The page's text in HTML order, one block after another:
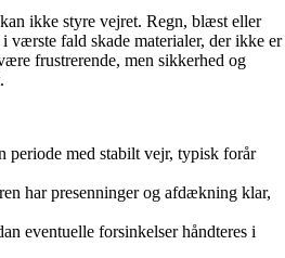
ikke styre vejret. Regn, blæst eller
værste fald skade materialer, der ikke er
frustrerende, men sikkerhed og
periode med stabilt vejr, typisk forår
har presenninger og afdækning klar,
eventuelle forsinkelser håndteres i